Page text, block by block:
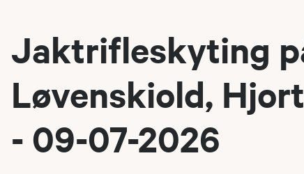
Jaktrifleskyting
Løvenskiold,
- 09-07-2026